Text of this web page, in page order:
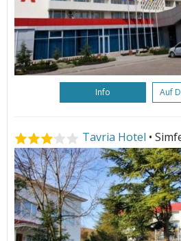
Info Auf
Tavria Hotel •